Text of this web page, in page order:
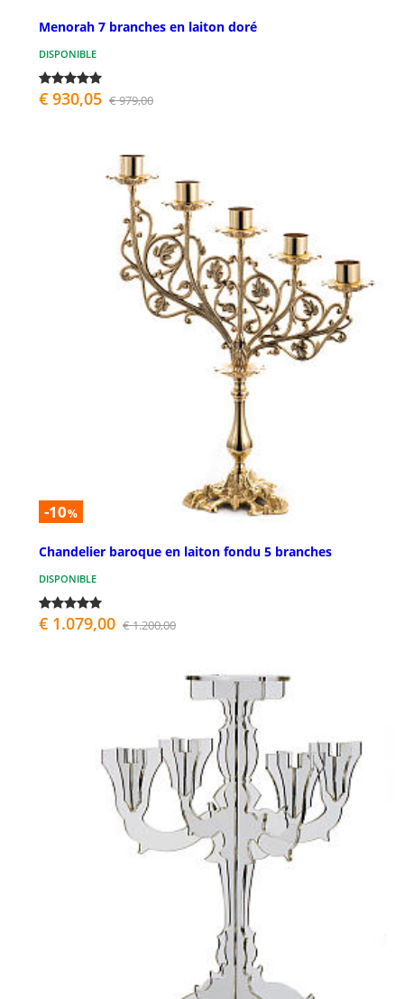
Menorah 7 branches en laiton doré
DISPONIBLE
€ 930,05 € 979,00
-10%
Chandelier baroque en laiton fondu 5 branches
DISPONIBLE
€ 1.079,00 € 1.200,00